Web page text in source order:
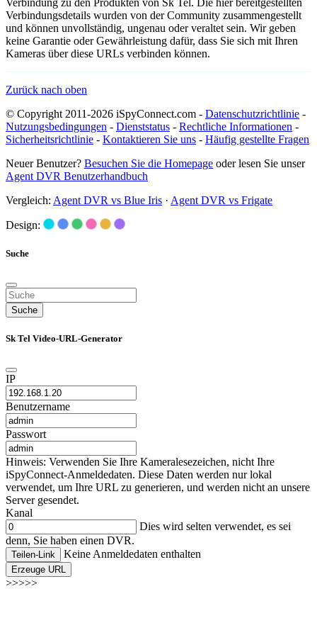
Verbindung zu den Produkten von Sk Tel. Die hier bereitgestellten
Verbindungsdetails wurden von der Community zusammengestellt
und können unvollständig, ungenau oder veraltet sein. Wir geben
keine Garantie oder Gewährleistung dafür, dass Sie sich mit Ihren
Kameras über diese URLs verbinden können.
Zurück nach oben
© Copyright 2011-2026 iSpyConnect.com - Datenschutzrichtlinie -
Nutzungsbedingungen - Dienststatus - Rechtliche Informationen -
Sicherheitsrichtlinie - Kontaktieren Sie uns - Häufig gestellte Fragen
Neuer Benutzer? Besuchen Sie die Homepage oder lesen Sie unser
Agent DVR Benutzerhandbuch
Vergleich: Agent DVR vs Blue Iris · Agent DVR vs Frigate
Design:
Suche
Suche
Sk Tel Video-URL-Generator
IP
Benutzername
Passwort
Hinweis: Verwenden Sie Ihre Kameralesezeichen, nicht Ihre
iSpyConnect-Anmeldedaten. Diese Daten werden nur lokal
verwendet, um Ihre URL zu generieren, und werden nicht an unsere
Server gesendet.
Kanal
Dies wird selten verwendet, es sei
denn, Sie haben einen DVR.
Teilen-Link Keine Anmeldedaten enthalten
Erzeuge URL
>>>>>